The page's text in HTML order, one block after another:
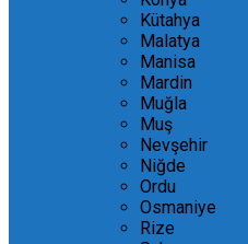
Kütahya
Malatya
Manisa
Mardin
Muğla
Muş
Nevşehir
Niğde
Ordu
Osmaniye
Rize